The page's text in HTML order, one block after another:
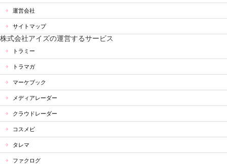
運営会社
サイトマップ
株式会社アイズの運営するサービス
トラミー
トラマガ
マーケブック
メディアレーダー
クラウドレーダー
コスメビ
タレマ
ファクログ